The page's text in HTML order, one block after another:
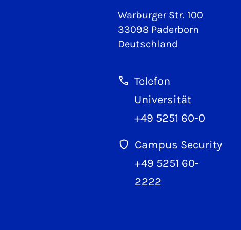
Warburger Str. 100
33098 Paderborn
Deutschland
Telefon
Universität
+49 5251 60-0
Campus Security
+49 5251 60-
2222